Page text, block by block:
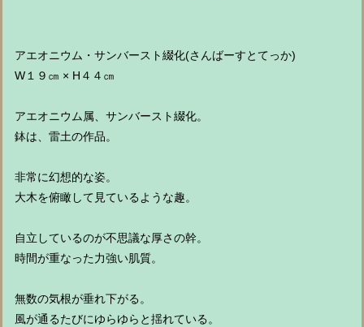
アエオニウム・サンバースト綴化(さんばーすとてっか)
W１９㎝ × H４４㎝
アエオニウム属、サンバースト綴化。
鉢は、雷土の作品。
非常に幻想的な姿。
大木を俯瞰して見ているような趣。
自立しているのが不思議な厚さの幹。
時間が重なった力強い肌質。
無数の気根が垂れ下がる。
風が通るたびにゆらゆらと揺れている。